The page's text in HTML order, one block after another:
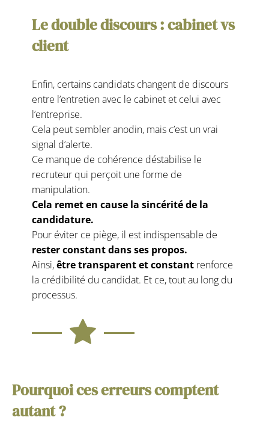
Le double discours : cabinet vs
client
Enfin, certains candidats changent de discours
entre l’entretien avec le cabinet et celui avec
l’entreprise.
Cela peut sembler anodin, mais c’est un vrai
signal d’alerte.
Ce manque de cohérence déstabilise le
recruteur qui perçoit une forme de
manipulation.
Cela remet en cause la sincérité de la
candidature.
Pour éviter ce piège, il est indispensable de
rester constant dans ses propos.
Ainsi,être transparent et constantrenforce
la crédibilité du candidat. Et ce, tout au long du
processus.
Pourquoi ces erreurs comptent
autant ?